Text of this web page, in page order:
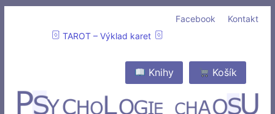
Kontakt
Facebook
TAROT – Výklad karet
Košík
Knihy